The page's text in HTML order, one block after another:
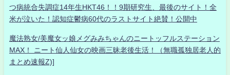
つ病統合失調症14年生HKT46！！9期研究生、最後のサイト！全
米が泣いた！認知症鬱病60代のラストサイト絶賛！公開中
魔法熟女/美魔女ッ娘メグみみちゃんのニートッフルステーション
MAX！ ニート仙人仙女の映画三昧老後生活！（無職孤独居老人的
まとめ速報Z)]